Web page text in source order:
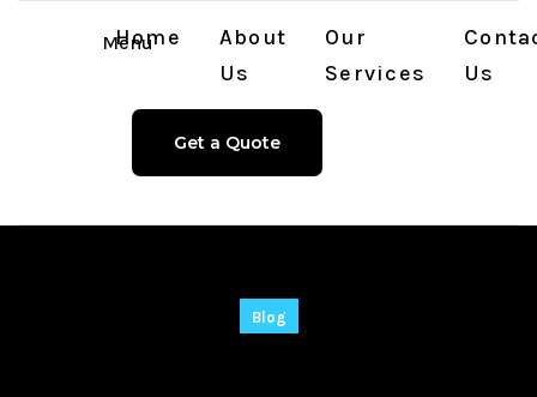
Menu
Home
About
Us
Our
Services
Us
Get a Quote
Blog